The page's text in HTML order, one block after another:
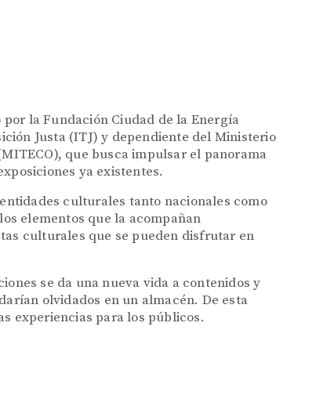
la Fundación Ciudad de la Energía
Justa (ITJ) y dependiente del Ministerio
que busca impulsar el panorama
ya existentes.
culturales tanto nacionales como
elementos que la acompañan
culturales que se pueden disfrutar en
se da una nueva vida a contenidos y
olvidados en un almacén. De esta
experiencias para los públicos.